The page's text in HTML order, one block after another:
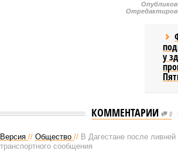
у
КОММЕНТАРИИ 0
Версия // Общество // В Дагестане после
транспортного сообщения